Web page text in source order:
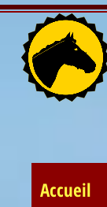
Accueil